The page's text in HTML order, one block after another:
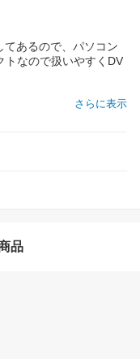
あるので、パソコン
トなので扱いやすくDV
さらに表示
品